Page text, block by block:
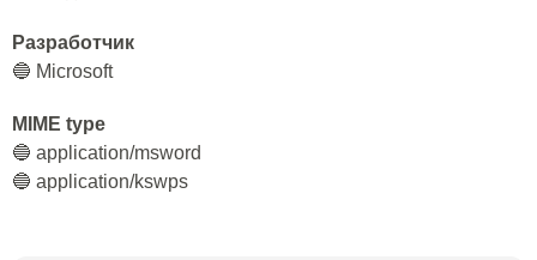
Разработчик
🔵 Microsoft
MIME type
🔵 application/msword
🔵 application/kswps